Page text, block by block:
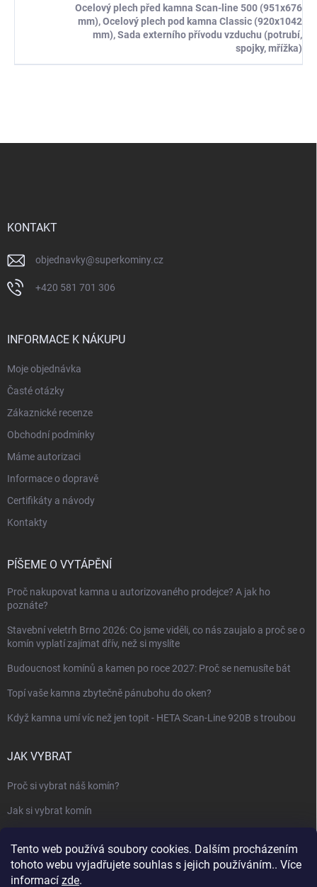
Tento web používá soubory cookies. Dalším procházením
tohoto webu vyjadřujete souhlas s jejich používáním.. Více
informací zde.
Ocelový plech před kamna Scan-line 500 (951x676
mm), Ocelový plech pod kamna Classic (920x1042
mm), Sada externího přívodu vzduchu (potrubí,
spojky, mřížka)
KONTAKT
objednavky@superkominy.cz
+420 581 701 306
INFORMACE K NÁKUPU
Moje objednávka
Časté otázky
Zákaznické recenze
Obchodní podmínky
Máme autorizaci
Informace o dopravě
Certifikáty a návody
Kontakty
PÍŠEME O VYTÁPĚNÍ
Proč nakupovat kamna u autorizovaného prodejce? A jak ho
poznáte?
Stavební veletrh Brno 2026: Co jsme viděli, co nás zaujalo a proč se o
komín vyplatí zajímat dřív, než si myslíte
Budoucnost komínů a kamen po roce 2027: Proč se nemusíte bát
Topí vaše kamna zbytečně pánubohu do oken?
Když kamna umí víc než jen topit - HETA Scan-Line 920B s troubou
JAK VYBRAT
Proč si vybrat náš komín?
Jak si vybrat komín
Jak vybrat kamna nebo krbovou vložku